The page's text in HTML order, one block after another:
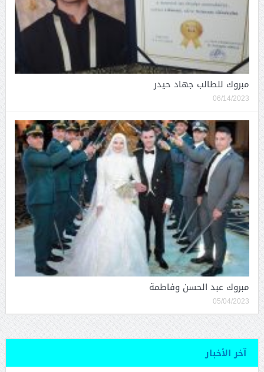
مبروك للطالب جهاد حيدر
06/14/2023
مبروك عبد الحسن وفاطمة
05/04/2023
آخر الأخبار